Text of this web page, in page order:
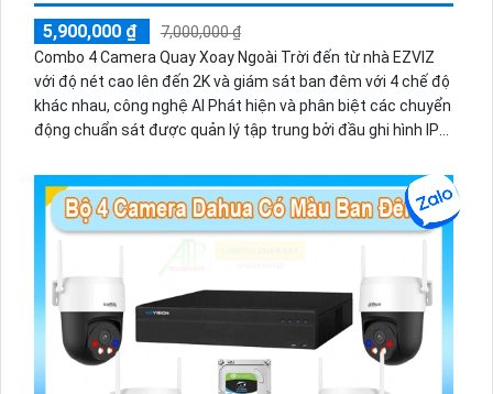
5,900,000 ₫
7,000,000 ₫
Combo 4 Camera Quay Xoay Ngoài Trời đến từ nhà EZVIZ
với độ nét cao lên đến 2K và giám sát ban đêm với 4 chế độ
khác nhau, công nghệ AI Phát hiện và phân biệt các chuyển
động chuẩn sát được quản lý tập trung bởi đầu ghi hình IP